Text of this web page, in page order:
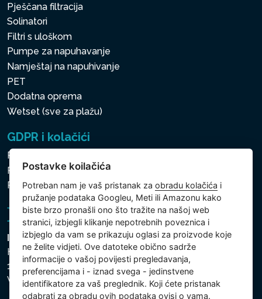
Pješčana filtracija
Solinatori
Filtri s uloškom
Pumpe za napuhavanje
Namještaj na napuhivanje
PET
Dodatna oprema
Wetset (sve za plažu)
GDPR i kolačići
Pravila zaštite osobnih i drugih obrađivanih podataka
Politika kolačića
Postavke koilačića
Intex Trading, s.r.o.
Hradecká 2526/3
130 00 Praha 3
Vinohrady - Česká republika
Postavke koilačića
Potreban nam je vaš pristanak zaobradu kolačića i
pružanje podataka Googleu, Meti ili Amazonu kako
biste brzo pronašli ono što tražite na našoj web
stranici, izbjegli klikanje nepotrebnih poveznica i
izbjeglo da vam se prikazuju oglasi za proizvode koje
ne želite vidjeti. Ove datoteke obično sadrže
informacije o vašoj povijesti pregledavanja,
preferencijama i - iznad svega - jedinstvene
identifikatore za vaš preglednik. Koji ćete pristanak
odabrati za obradu ovih podataka ovisi o vama.